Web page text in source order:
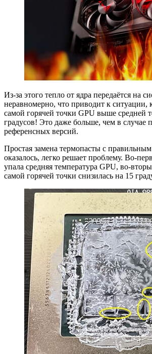
Из-за этого тепло от ядра передаётся на
неравномерно, что приводит к ситуации,
самой горячей точки GPU выше средней
градусов! Это даже больше, чем в случае
референсных версий.
Простая замена термопасты с
оказалось, легко решает проблему. Во-
упала средняя температура GPU, во-
самой горячей точки снизилась на 15